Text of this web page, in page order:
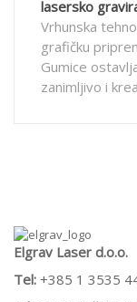
lasersko
Vrhunska
grafičku
Gumice
zanimljivo i
Elgrav Laser d.o.o.
Tel: +385 1 3535